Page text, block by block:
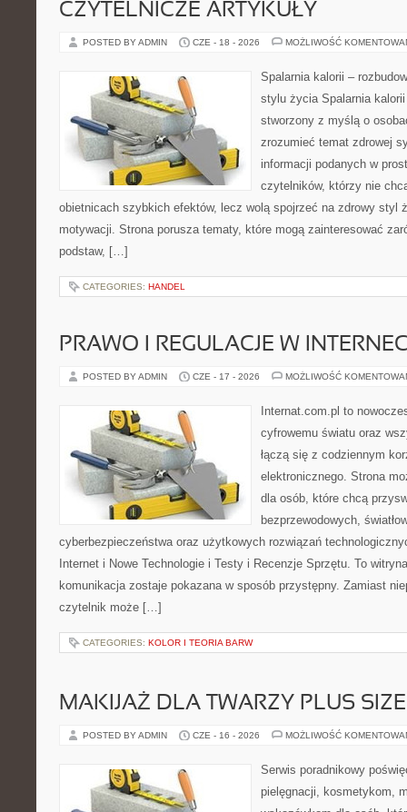
CZYTELNICZE ARTYKUŁY
POSTED BY ADMIN CZE - 18 - 2026 MOŻLIWOŚĆ
Spalarnia kalorii –
stylu życia Spalarnia
stworzony z myślą o
zrozumieć temat zdrowej
informacji podanych w
czytelników, którzy nie
obietnicach szybkich efektów, lecz wolą spojrzeć na zdrowy styl
motywacji. Strona porusza tematy, które mogą zainteresować
podstaw, […]
CATEGORIES: HANDEL
PRAWO I REGULACJE W
POSTED BY ADMIN CZE - 17 - 2026 MOŻLIWOŚĆ
Internat.com.pl to
cyfrowemu światu oraz
łączą się z codziennym
elektronicznego. Strona
dla osób, które chcą
bezprzewodowych,
cyberbezpieczeństwa oraz użytkowych rozwiązań
Internet i Nowe Technologie i Testy i Recenzje Sprzętu. To
komunikacja zostaje pokazana w sposób przystępny. Zamiast
czytelnik może […]
CATEGORIES: KOLOR I TEORIA BARW
MAKIJAŻ DLA TWARZY PLUS SIZE
POSTED BY ADMIN CZE - 16 - 2026 MOŻLIWOŚĆ
Serwis poradnikowy
pielęgnacji, kosmetykom,